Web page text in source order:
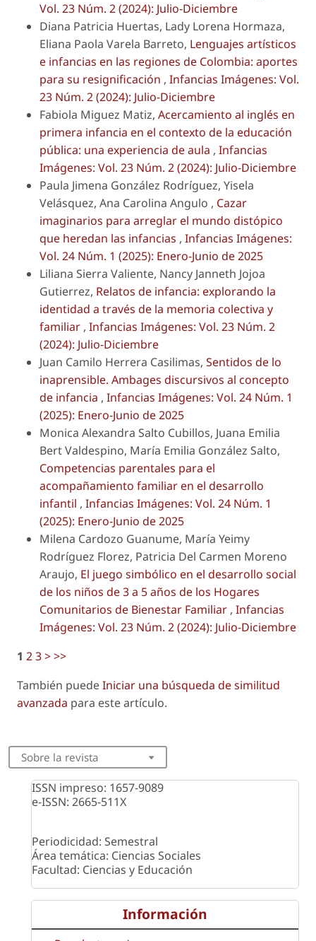
Vol. 23 Núm. 2 (2024): Julio-Diciembre
Diana Patricia Huertas, Lady Lorena Hormaza,
Eliana Paola Varela Barreto, Lenguajes artísticos
e infancias en las regiones de Colombia: aportes
para su resignificación , Infancias Imágenes: Vol.
23 Núm. 2 (2024): Julio-Diciembre
Fabiola Miguez Matiz, Acercamiento al inglés en
primera infancia en el contexto de la educación
pública: una experiencia de aula , Infancias
Imágenes: Vol. 23 Núm. 2 (2024): Julio-Diciembre
Paula Jimena González Rodríguez, Yisela
Velásquez, Ana Carolina Angulo , Cazar
imaginarios para arreglar el mundo distópico
que heredan las infancias , Infancias Imágenes:
Vol. 24 Núm. 1 (2025): Enero-Junio de 2025
Liliana Sierra Valiente, Nancy Janneth Jojoa
Gutierrez, Relatos de infancia: explorando la
identidad a través de la memoria colectiva y
familiar , Infancias Imágenes: Vol. 23 Núm. 2
(2024): Julio-Diciembre
Juan Camilo Herrera Casilimas, Sentidos de lo
inaprensible. Ambages discursivos al concepto
de infancia , Infancias Imágenes: Vol. 24 Núm. 1
(2025): Enero-Junio de 2025
Monica Alexandra Salto Cubillos, Juana Emilia
Bert Valdespino, María Emilia González Salto,
Competencias parentales para el
acompañamiento familiar en el desarrollo
infantil , Infancias Imágenes: Vol. 24 Núm. 1
(2025): Enero-Junio de 2025
Milena Cardozo Guanume, María Yeimy
Rodríguez Florez, Patricia Del Carmen Moreno
Araujo, El juego simbólico en el desarrollo social
de los niños de 3 a 5 años de los Hogares
Comunitarios de Bienestar Familiar , Infancias
Imágenes: Vol. 23 Núm. 2 (2024): Julio-Diciembre
1 23>>>
También puedeIniciar una búsqueda de similitud
avanzada para este artículo.
Sobre la revista
ISSN impreso: 1657-9089
e-ISSN: 2665-511X
Periodicidad: Semestral
Área temática: Ciencias Sociales
Facultad: Ciencias y Educación
Información